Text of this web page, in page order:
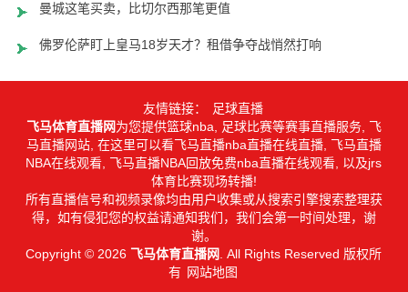
曼城这笔买卖，比切尔西那笔更值
佛罗伦萨盯上皇马18岁天才？租借争夺战悄然打响
友情链接：
足球直播
飞马体育直播网为您提供篮球nba, 足球比赛等赛事直播服务, 飞
马直播网站, 在这里可以看飞马直播nba直播在线直播, 飞马直播
NBA在线观看, 飞马直播NBA回放免费nba直播在线观看, 以及jrs
体育比赛现场转播!
所有直播信号和视频录像均由用户收集或从搜索引擎搜索整理获
得，如有侵犯您的权益请通知我们，我们会第一时间处理，谢
谢。
Copyright © 2026 飞马体育直播网
. All Rights Reserved 版权所
有 网站地图